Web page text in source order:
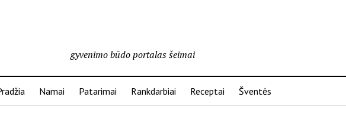
gyvenimo būdo portalas šeimai
Namai Patarimai Rankdarbiai Receptai Šventės